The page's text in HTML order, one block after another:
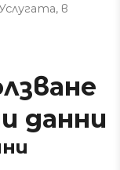
в
данни